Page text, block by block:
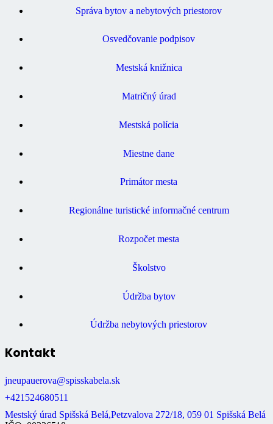
Správa bytov a nebytových priestorov
Osvedčovanie podpisov
Mestská knižnica
Matričný úrad
Mestská polícia
Miestne dane
Primátor mesta
Regionálne turistické informačné centrum
Rozpočet mesta
Školstvo
Údržba bytov
Údržba nebytových priestorov
Kontakt
jneupauerova@spisskabela.sk
+421524680511
Mestský úrad Spišská Belá,Petzvalova 272/18, 059 01 Spišská Belá